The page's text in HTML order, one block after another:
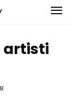
artisti